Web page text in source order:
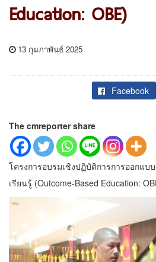
Education: OBE)
13 กุมภาพันธ์ 2025
Facebook
The cmreporter share
โครงการอบรมเชิงปฏิบัติการการออกแ
เรียนรู้ (Outcome-Based Education: